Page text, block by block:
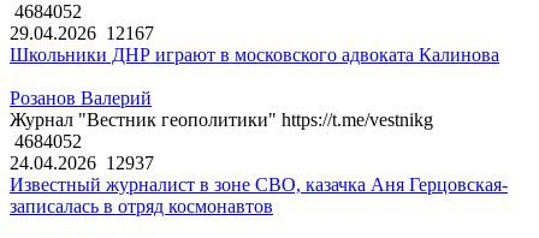
4684052
29.04.2026 12167
Школьники ДНР играют в московского адвоката Калинова
Розанов Валерий
Журнал "Вестник геополитики" https://t.me/vestnikg
4684052
24.04.2026 12937
Известный журналист в зоне СВО, казачка Аня Герцовская-
записалась в отряд космонавтов